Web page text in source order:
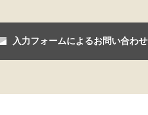
入力フォームによるお問い合わせ